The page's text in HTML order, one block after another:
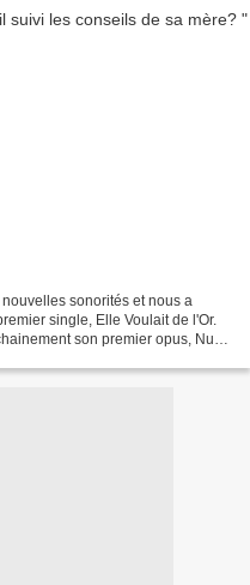
sonorités et nous a
single, Elle Voulait de l'Or.
son premier opus, Nuit